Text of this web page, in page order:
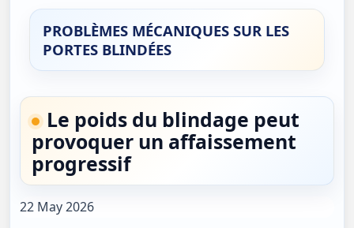
PROBLÈMES MÉCANIQUES SUR LES
PORTES BLINDÉES
Le poids du blindage peut
provoquer un affaissement
progressif
22 May 2026